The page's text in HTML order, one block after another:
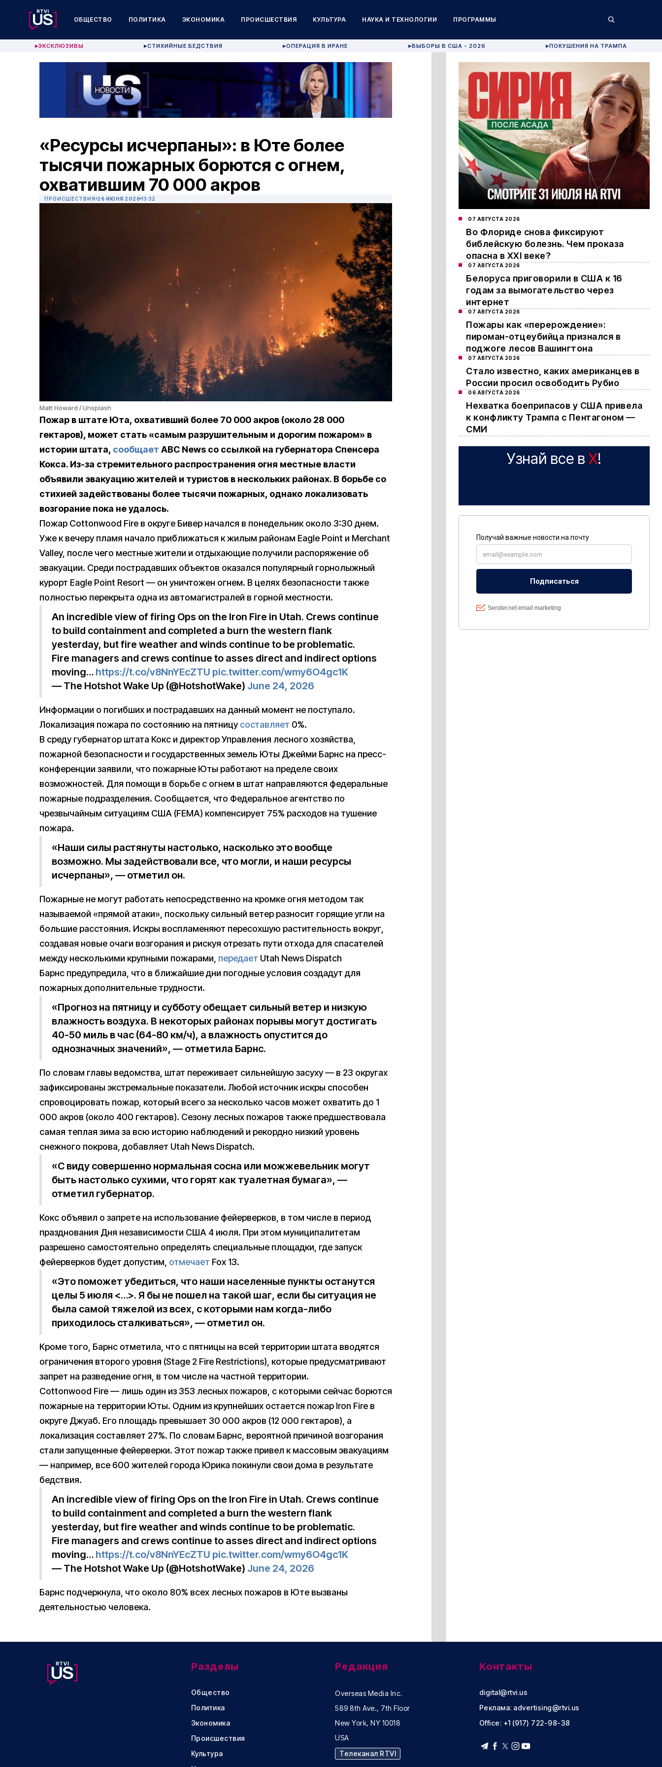
ОБЩЕСТВО ПОЛИТИКА ЭКОНОМИКА ПРОИСШЕСТВИЯ КУЛЬТУРА НАУКА И ТЕХНОЛОГИИ ПРОГРАММЫ
▶ЭКСКЛЮЗИВЫ ▶СТИХИЙНЫЕ БЕДСТВИЯ ▶ОПЕРАЦИЯ В ИРАНЕ ▶ВЫБОРЫ В США - 2026 ▶ПОКУШЕНИЯ НА ТРАМПА
«Ресурсы исчерпаны»: в Юте более
тысячи пожарных борются с огнем,
охватившим 70 000 акров
ПРОИСШЕСТВИЯ 26 ИЮНЯ 2026 13:32
Matt Howard / Unsplash
Пожар в штате Юта, охвативший более 70 000 акров (около 28 000
гектаров), может стать «самым разрушительным и дорогим пожаром» в
истории штата, сообщает ABC News со ссылкой на губернатора Спенсера
Кокса. Из-за стремительного распространения огня местные власти
объявили эвакуацию жителей и туристов в нескольких районах. В борьбе со
стихией задействованы более тысячи пожарных, однако локализовать
возгорание пока не удалось.
Пожар Cottonwood Fire в округе Бивер начался в понедельник около 3:30 днем.
Уже к вечеру пламя начало приближаться к жилым районам Eagle Point и Merchant
Valley, после чего местные жители и отдыхающие получили распоряжение об
эвакуации. Среди пострадавших объектов оказался популярный горнолыжный
курорт Eagle Point Resort — он уничтожен огнем. В целях безопасности также
полностью перекрыта одна из автомагистралей в горной местности.
An incredible view of firing Ops on the Iron Fire in Utah. Crews continue
to build containment and completed a burn the western flank
yesterday, but fire weather and winds continue to be problematic.
Fire managers and crews continue to asses direct and indirect options
moving… https://t.co/v8NnYEcZTU pic.twitter.com/wmy6O4gc1K
— The Hotshot Wake Up (@HotshotWake) June 24, 2026
Информации о погибших и пострадавших на данный момент не поступало.
Локализация пожара по состоянию на пятницусоставляет 0%.
В среду губернатор штата Кокс и директор Управления лесного хозяйства,
пожарной безопасности и государственных земель Юты Джейми Барнс на пресс-
конференции заявили, что пожарные Юты работают на пределе своих
возможностей. Для помощи в борьбе с огнем в штат направляются федеральные
пожарные подразделения. Сообщается, что Федеральное агентство по
чрезвычайным ситуациям США (FEMA) компенсирует 75% расходов на тушение
пожара.
«Наши силы растянуты настолько, насколько это вообще
возможно. Мы задействовали все, что могли, и наши ресурсы
исчерпаны», — отметил он.
Пожарные не могут работать непосредственно на кромке огня методом так
называемой «прямой атаки», поскольку сильный ветер разносит горящие угли на
большие расстояния. Искры воспламеняют пересохшую растительность вокруг,
создавая новые очаги возгорания и рискуя отрезать пути отхода для спасателей
между несколькими крупными пожарами, передает Utah News Dispatch
Барнс предупредила, что в ближайшие дни погодные условия создадут для
пожарных дополнительные трудности.
«Прогноз на пятницу и субботу обещает сильный ветер и низкую
влажность воздуха. В некоторых районах порывы могут достигать
40-50 миль в час (64-80 км/ч), а влажность опустится до
однозначных значений», — отметила Барнс.
По словам главы ведомства, штат переживает сильнейшую засуху — в 23 округах
зафиксированы экстремальные показатели. Любой источник искры способен
спровоцировать пожар, который всего за несколько часов может охватить до 1
000 акров (около 400 гектаров). Сезону лесных пожаров также предшествовала
самая теплая зима за всю историю наблюдений и рекордно низкий уровень
снежного покрова, добавляет Utah News Dispatch.
«С виду совершенно нормальная сосна или можжевельник могут
быть настолько сухими, что горят как туалетная бумага», —
отметил губернатор.
Кокс объявил о запрете на использование фейерверков, в том числе в период
празднования Дня независимости США 4 июля. При этом муниципалитетам
разрешено самостоятельно определять специальные площадки, где запуск
фейерверков будет допустим, отмечает Fox 13.
«Это поможет убедиться, что наши населенные пункты останутся
целы 5 июля <…>. Я бы не пошел на такой шаг, если бы ситуация не
была самой тяжелой из всех, с которыми нам когда-либо
приходилось сталкиваться», — отметил он.
Кроме того, Барнс отметила, что с пятницы на всей территории штата вводятся
ограничения второго уровня (Stage 2 Fire Restrictions), которые предусматривают
запрет на разведение огня, в том числе на частной территории.
Cottonwood Fire — лишь один из 353 лесных пожаров, с которыми сейчас борются
пожарные на территории Юты. Одним из крупнейших остается пожар Iron Fire в
округе Джуаб. Его площадь превышает 30 000 акров (12 000 гектаров), а
локализация составляет 27%. По словам Барнс, вероятной причиной возгорания
стали запущенные фейерверки. Этот пожар также привел к массовым эвакуациям
— например, все 600 жителей города Юрика покинули свои дома в результате
бедствия.
An incredible view of firing Ops on the Iron Fire in Utah. Crews continue
to build containment and completed a burn the western flank
yesterday, but fire weather and winds continue to be problematic.
Fire managers and crews continue to asses direct and indirect options
moving… https://t.co/v8NnYEcZTU pic.twitter.com/wmy6O4gc1K
— The Hotshot Wake Up (@HotshotWake) June 24, 2026
Барнс подчеркнула, что около 80% всех лесных пожаров в Юте вызваны
деятельностью человека.
07 АВГУСТА 2026
Во Флориде снова фиксируют
библейскую болезнь. Чем проказа
опасна в XXI веке?
07 АВГУСТА 2026
Белоруса приговорили в США к 16
годам за вымогательство через
интернет
07 АВГУСТА 2026
Пожары как «перерождение»:
пироман-отцеубийца признался в
поджоге лесов Вашингтона
07 АВГУСТА 2026
Стало известно, каких американцев в
России просил освободить Рубио
06 АВГУСТА 2026
Нехватка боеприпасов у США привела
к конфликту Трампа с Пентагоном —
СМИ
Узнай все в X!
Разделы
Общество
Политика
Экономика
Происшествия
Культура
Редакция
Overseas Media Inc.
589 8th Ave., 7th Floor
New York, NY 10018
USA
Телеканал RTVI
Контакты
digital@rtvi.us
Реклама: advertising@rtvi.us
Office: +1 (917) 722-98-38